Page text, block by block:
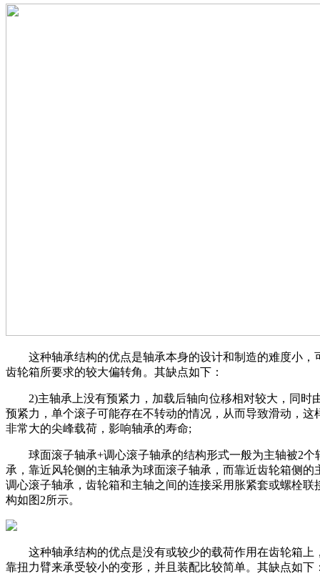
这种轴承结构的优点是轴承本身的设计和制造的难度小，
齿轮箱所要求的较大偏转角。其缺点如下：
2)主轴承上没有预紧力，加载后轴向位移相对较大，同时
预紧力，单个滚子可能存在不转动的情况，从而导致滑动，这
非常大的尖峰载荷，影响轴承的寿命;
球面滚子轴承+调心滚子轴承的结构形式一般为主轴被2个
承，靠近风轮侧的主轴承为球面滚子轴承，而靠近齿轮箱侧的
调心滚子轴承，齿轮箱和主轴之间的连接采用胀紧套或螺栓联
构如图2所示。
这种轴承结构的优点是没有或较少的载荷作用在齿轮箱上
靠扭力臂来承受较小的变形，并且装配比较简单。其缺点如下